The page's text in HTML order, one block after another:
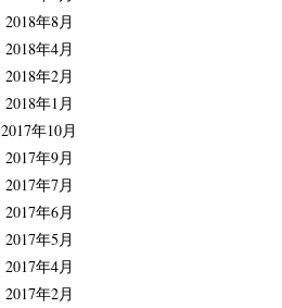
2018年8月
2018年4月
2018年2月
2018年1月
2017年10月
2017年9月
2017年7月
2017年6月
2017年5月
2017年4月
2017年2月